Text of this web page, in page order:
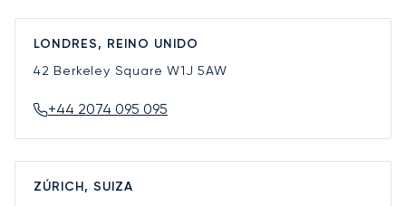
LONDRES, REINO UNIDO
42 Berkeley SquareW1J 5AW
+44 2074 095 095
ZÚRICH, SUIZA